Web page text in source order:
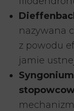
nazywana
z powodu
jamie